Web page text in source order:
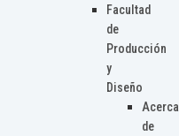
Facultad
de
Producción
y
Diseño
Acerca
de